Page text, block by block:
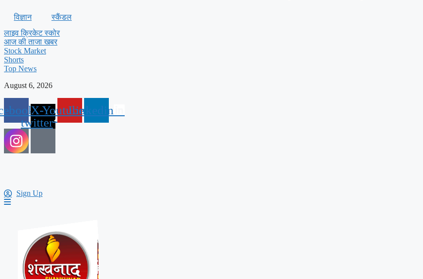
विज्ञान
स्कैंडल
लाइव क्रिकेट स्कोर
आज की ताजा खबर
Stock Market
Shorts
Top News
August 6, 2026
X-
twitter
YoutubeLinkedin
Sign Up